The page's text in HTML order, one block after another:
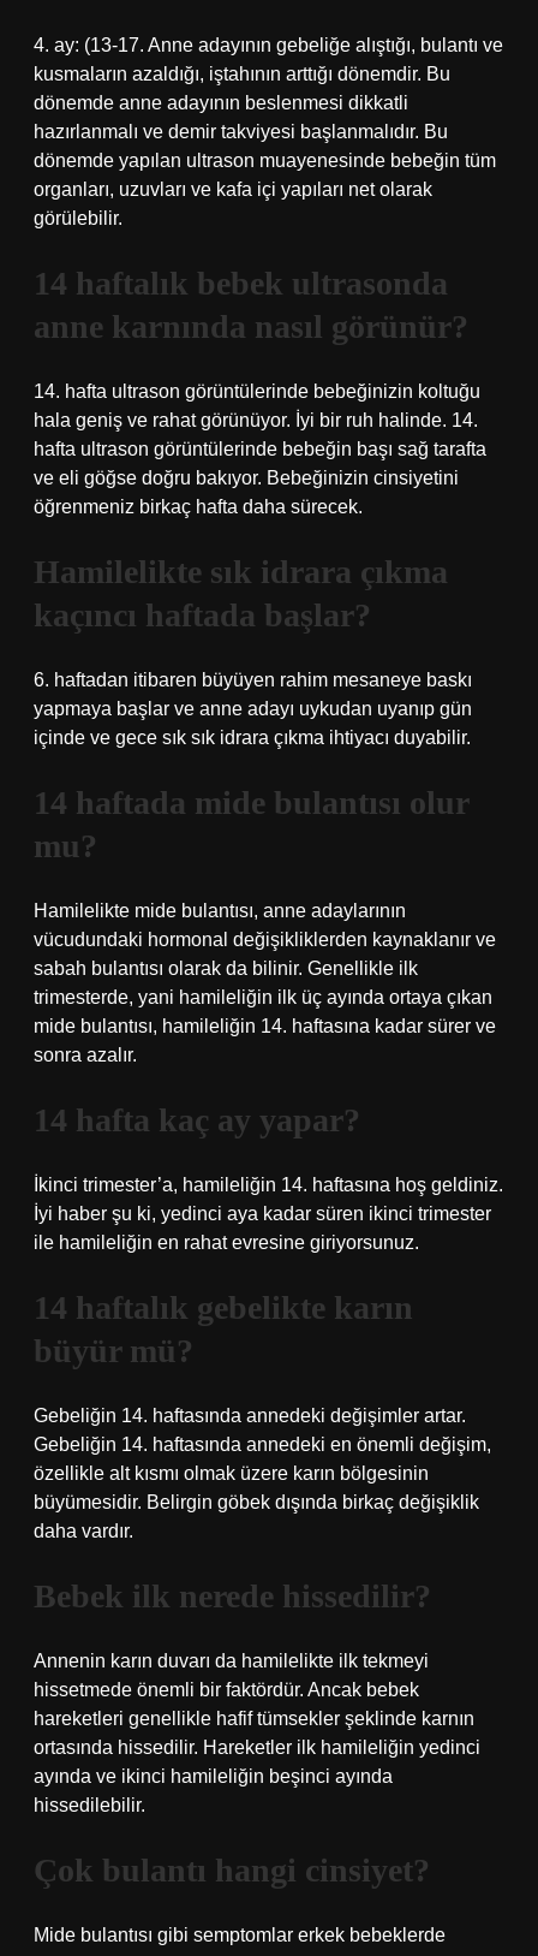
4. ay: (13-17. Anne adayının gebeliğe alıştığı, bulantı ve
kusmaların azaldığı, iştahının arttığı dönemdir. Bu
dönemde anne adayının beslenmesi dikkatli
hazırlanmalı ve demir takviyesi başlanmalıdır. Bu
dönemde yapılan ultrason muayenesinde bebeğin tüm
organları, uzuvları ve kafa içi yapıları net olarak
görülebilir.
14 haftalık bebek ultrasonda
anne karnında nasıl görünür?
14. hafta ultrason görüntülerinde bebeğinizin koltuğu
hala geniş ve rahat görünüyor. İyi bir ruh halinde. 14.
hafta ultrason görüntülerinde bebeğin başı sağ tarafta
ve eli göğse doğru bakıyor. Bebeğinizin cinsiyetini
öğrenmeniz birkaç hafta daha sürecek.
Hamilelikte sık idrara çıkma
kaçıncı haftada başlar?
6. haftadan itibaren büyüyen rahim mesaneye baskı
yapmaya başlar ve anne adayı uykudan uyanıp gün
içinde ve gece sık sık idrara çıkma ihtiyacı duyabilir.
14 haftada mide bulantısı olur
mu?
Hamilelikte mide bulantısı, anne adaylarının
vücudundaki hormonal değişikliklerden kaynaklanır ve
sabah bulantısı olarak da bilinir. Genellikle ilk
trimesterde, yani hamileliğin ilk üç ayında ortaya çıkan
mide bulantısı, hamileliğin 14. haftasına kadar sürer ve
sonra azalır.
14 hafta kaç ay yapar?
İkinci trimester’a, hamileliğin 14. haftasına hoş geldiniz.
İyi haber şu ki, yedinci aya kadar süren ikinci trimester
ile hamileliğin en rahat evresine giriyorsunuz.
14 haftalık gebelikte karın
büyür mü?
Gebeliğin 14. haftasında annedeki değişimler artar.
Gebeliğin 14. haftasında annedeki en önemli değişim,
özellikle alt kısmı olmak üzere karın bölgesinin
büyümesidir. Belirgin göbek dışında birkaç değişiklik
daha vardır.
Bebek ilk nerede hissedilir?
Annenin karın duvarı da hamilelikte ilk tekmeyi
hissetmede önemli bir faktördür. Ancak bebek
hareketleri genellikle hafif tümsekler şeklinde karnın
ortasında hissedilir. Hareketler ilk hamileliğin yedinci
ayında ve ikinci hamileliğin beşinci ayında
hissedilebilir.
Çok bulantı hangi cinsiyet?
Mide bulantısı gibi semptomlar erkek bebeklerde